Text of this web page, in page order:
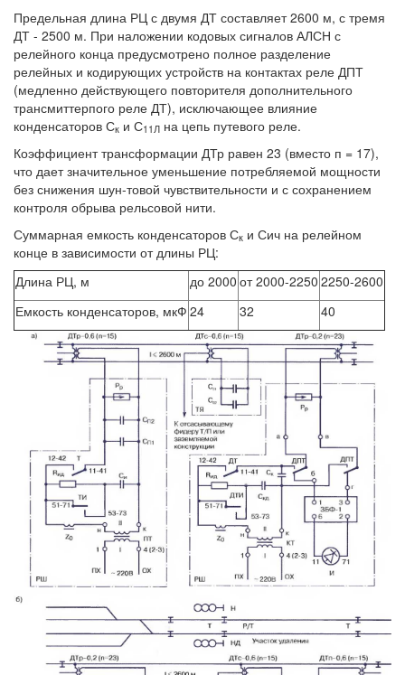
Предельная длина РЦ с двумя ДТ составляет 2600 м, с тремя
ДТ - 2500 м. При наложении кодовых сигналов АЛСН с
релейного конца предусмотрено полное разделение
релейных и кодирующих устройств на контактах реле ДПТ
(медленно действующего повторителя дополнительного
трансмиттерпого реле ДТ), исключающее влияние
конденсаторов Ск и С11Л на цепь путевого реле.
Коэффициент трансформации ДТр равен 23 (вместо п = 17),
что дает значительное уменьшение потребляемой мощности
без снижения шун-товой чувствительности и с сохранением
контроля обрыва рельсовой нити.
Суммарная емкость конденсаторов Ск и Сич на релейном
конце в зависимости от длины РЦ:
Длина РЦ, м
до 2000 от 2000-2250 2250-2600
Емкость конденсаторов, мкФ 24 32 40